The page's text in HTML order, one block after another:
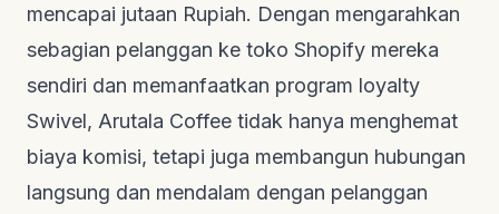
mencapai jutaan Rupiah. Dengan mengarahkan
sebagian pelanggan ke toko Shopify mereka
sendiri dan memanfaatkan program loyalty
Swivel, Arutala Coffee tidak hanya menghemat
biaya komisi, tetapi juga membangun hubungan
langsung dan mendalam dengan pelanggan